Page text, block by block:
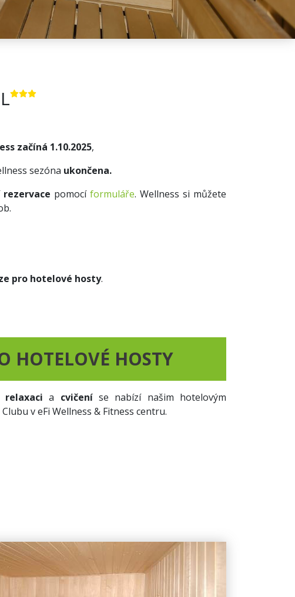
začíná 1.10.2025,
sezóna ukončena.
rezervace pomocí formuláře. Wellness si můžete
pro hotelové hosty.
HOTELOVÉ HOSTY
relaxaci a cvičeníse nabízí našim hotelovým
v eFi Wellness & Fitness centru.